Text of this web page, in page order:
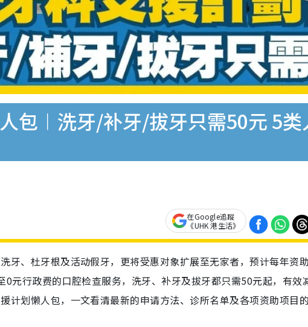
包︱洗牙/补牙/拔牙只需50元 5
在Google追蹤
《UHK 港生活》
牙、杜牙根及活动假牙，更将受惠对象扩展至无家者，预计每年资
元行政费的口腔检查服务，洗牙、补牙及拔牙都只需50元起，有效
计划懒人包，一文看清最新的申请方法、诊所名单及各项资助项目